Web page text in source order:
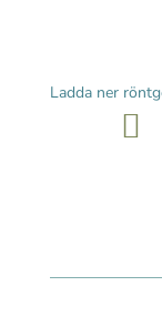
Ladda ner